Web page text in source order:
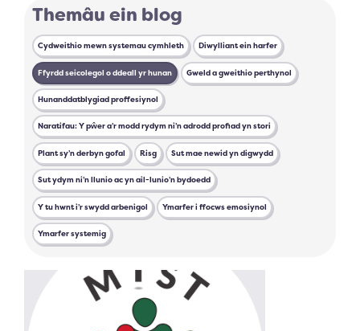
Themâu ein blog
Cydweithio mewn systemau cymhleth Diwylliant ein harfer
Ffyrdd seicolegol o ddeall yr hunan Gweld a gweithio perthynol
Hunanddatblygiad proffesiynol
Naratifau: Y pŵer a’r modd rydym ni’n adrodd profiad yn stori
Plant sy’n derbyn gofal Risg Sut mae newid yn digwydd
Sut ydym ni’n llunio ac yn ail-lunio’n bydoedd
Y tu hwnt i’r swydd arbenigol Ymarfer i ffocws emosiynol
Ymarfer systemig